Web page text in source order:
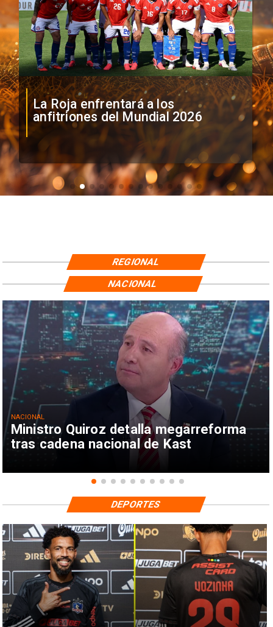
La Roja enfrentará a los
anfitriones del Mundial 2026
REGIONAL
Ministro Quiroz detalla megarreforma
tras cadena nacional de Kast
NACIONAL
NACIONAL
DEPORTES